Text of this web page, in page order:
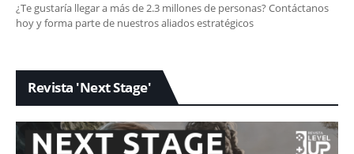
¿Te gustaría llegar a más de 2.3 millones de personas? Contáctanos
hoy y forma parte de nuestros aliados estratégicos
Revista 'Next Stage'